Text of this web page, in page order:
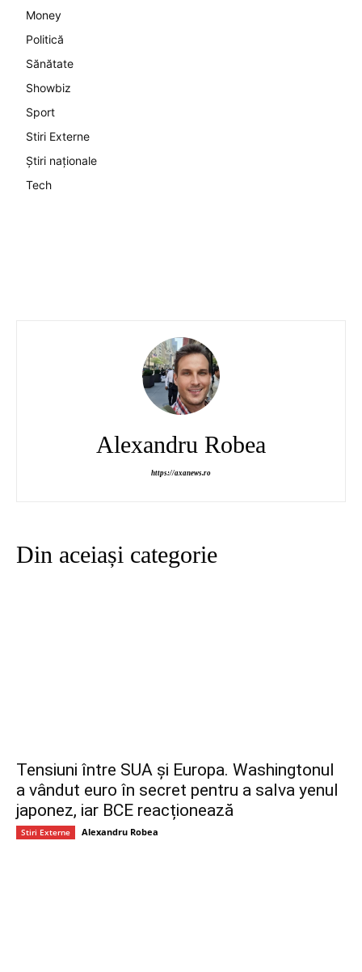
Money
Politică
Sănătate
Showbiz
Sport
Stiri Externe
Știri naționale
Tech
Alexandru Robea
https://axanews.ro
Din aceiași categorie
Tensiuni între SUA și Europa. Washingtonul
a vândut euro în secret pentru a salva yenul
japonez, iar BCE reacționează
Stiri Externe Alexandru Robea